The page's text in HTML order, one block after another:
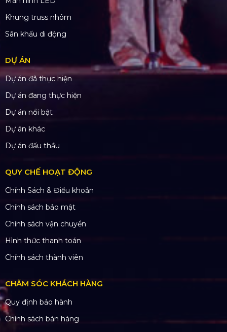
Khung truss nhôm
Sân khấu di động
DỰ ÁN
Dự án đã thực hiện
Dự án đang thực hiện
Dự án nổi bật
Dự án khác
Dự án đấu thầu
QUY CHẾ HOẠT ĐỘNG
Chính Sách & Điều khoản
Chính sách bảo mật
Chính sách vận chuyển
Hình thức thanh toán
Chính sách thành viên
CHĂM SÓC KHÁCH HÀNG
Quy định bảo hành
Chính sách bán hàng